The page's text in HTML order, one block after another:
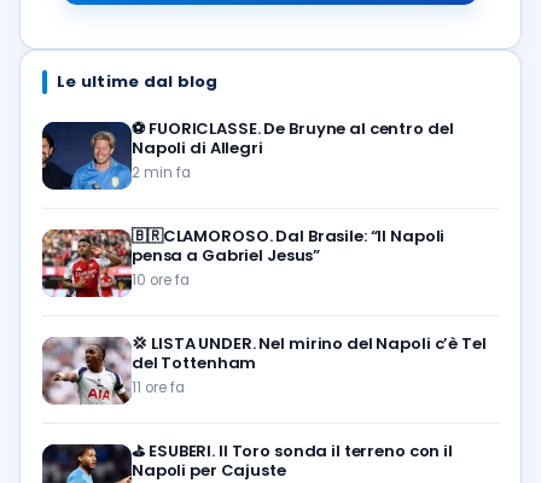
Le ultime dal blog
⚽️ FUORICLASSE. De Bruyne al centro del
Napoli di Allegri
2 min fa
🇧🇷CLAMOROSO. Dal Brasile: “Il Napoli
pensa a Gabriel Jesus”
10 ore fa
💢 LISTA UNDER. Nel mirino del Napoli c’è Tel
del Tottenham
11 ore fa
⛳ ESUBERI. Il Toro sonda il terreno con il
Napoli per Cajuste